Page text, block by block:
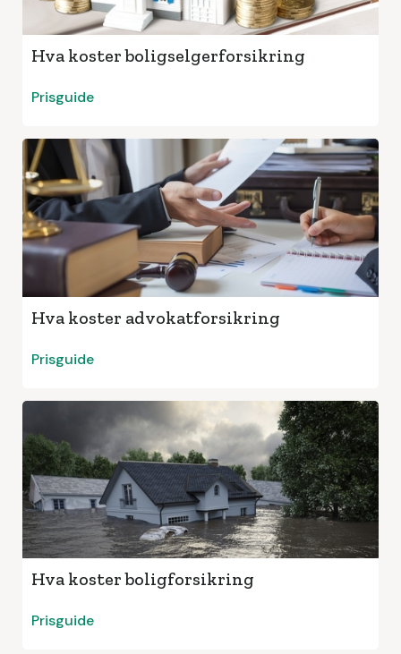
Hva koster boligselgerforsikring
Prisguide
Hva koster advokatforsikring
Prisguide
Hva koster boligforsikring
Prisguide